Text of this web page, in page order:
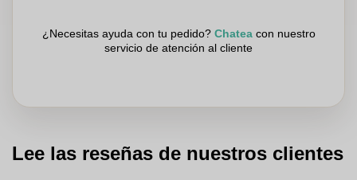
¿Necesitas ayuda con tu pedido? Chateacon nuestro
servicio de atención al cliente
Lee las reseñas de nuestros clientes